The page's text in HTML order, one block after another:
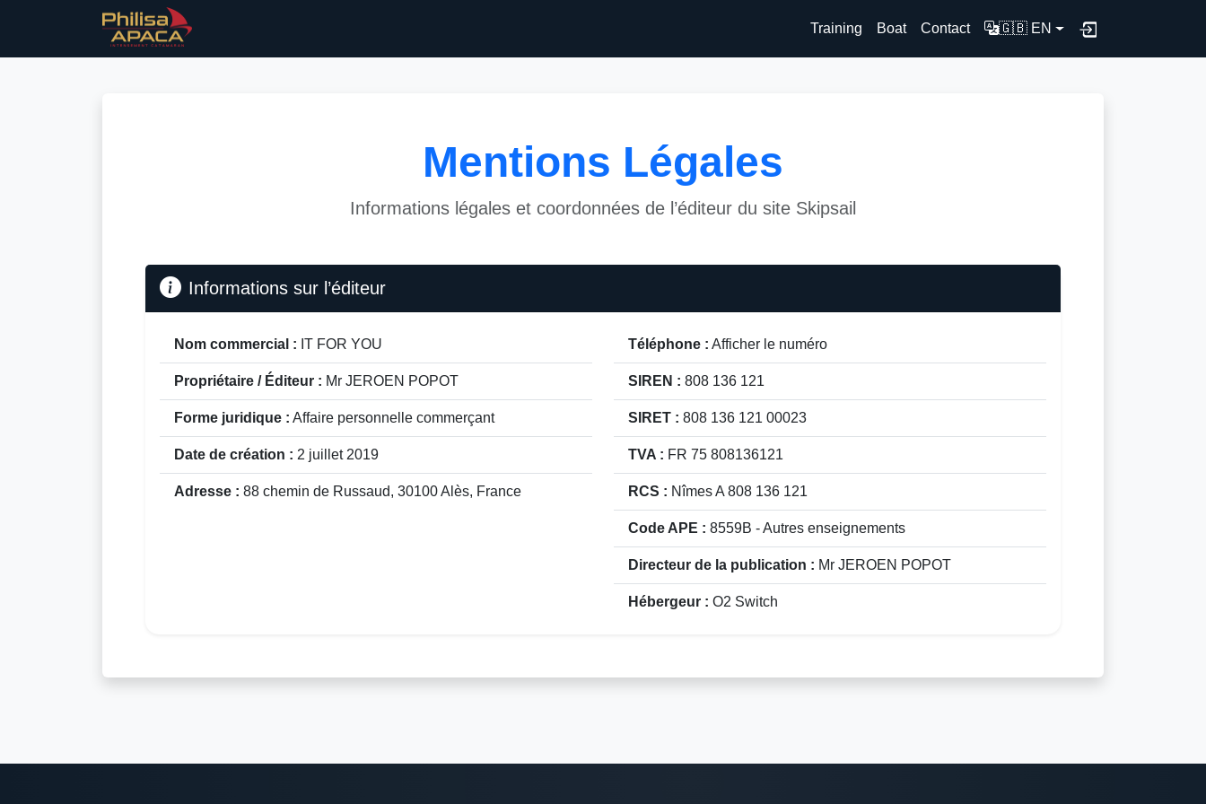
Training Boat Contact 🇬🇧 EN
Mentions Légales
Informations légales et coordonnées de l’éditeur du site Skipsail
Informations sur l’éditeur
Nom commercial : IT FOR YOU
Propriétaire / Éditeur : Mr JEROEN POPOT
Forme juridique : Affaire personnelle commerçant
Date de création : 2 juillet 2019
Adresse : 88 chemin de Russaud, 30100 Alès, France
Téléphone : Afficher le numéro
SIREN : 808 136 121
SIRET : 808 136 121 00023
TVA : FR 75 808136121
RCS : Nîmes A 808 136 121
Code APE : 8559B - Autres enseignements
Directeur de la publication : Mr JEROEN POPOT
Hébergeur : O2 Switch